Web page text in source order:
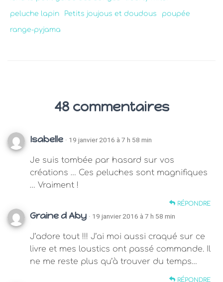
peluche lapin Petits joujous et doudous poupée
range-pyjama
48 commentaires
Isabelle · 19 janvier 2016 à 7 h 58 min
Je suis tombée par hasard sur vos
créations … Ces peluches sont magnifiques
… Vraiment !
RÉPONDRE
Graine d Aby · 19 janvier 2016 à 7 h 58 min
J’adore tout !!! J’ai moi aussi craqué sur ce
livre et mes loustics ont passé commande. Il
ne me reste plus qu’à trouver du temps…
RÉPONDRE